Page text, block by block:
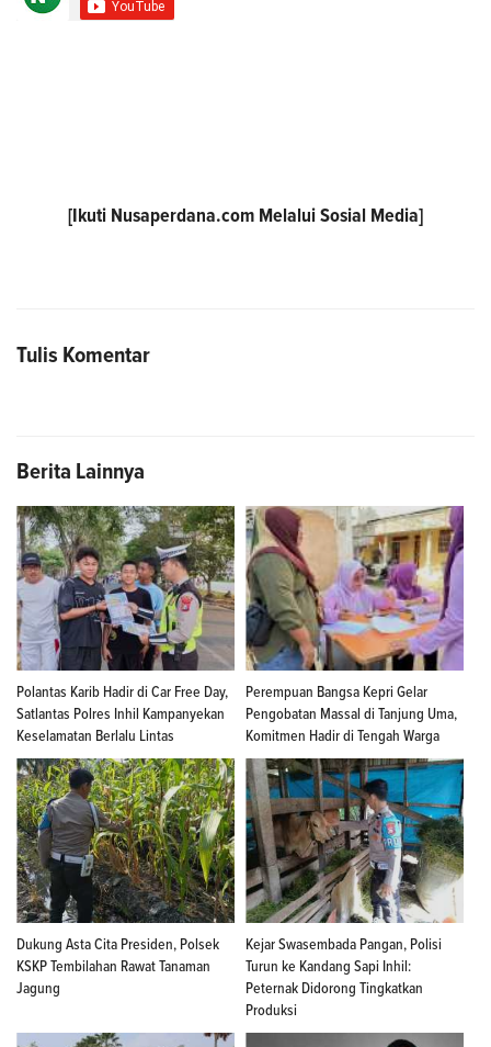
[Ikuti Nusaperdana.com Melalui Sosial Media]
Tulis Komentar
Berita Lainnya
Polantas Karib Hadir di Car Free Day,
Satlantas Polres Inhil Kampanyekan
Keselamatan Berlalu Lintas
Perempuan Bangsa Kepri Gelar
Pengobatan Massal di Tanjung Uma,
Komitmen Hadir di Tengah Warga
Dukung Asta Cita Presiden, Polsek
KSKP Tembilahan Rawat Tanaman
Jagung
Kejar Swasembada Pangan, Polisi
Turun ke Kandang Sapi Inhil:
Peternak Didorong Tingkatkan
Produksi